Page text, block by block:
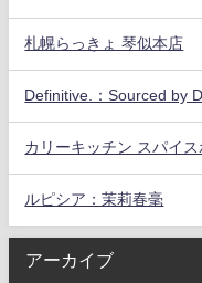
札幌らっきょ 琴似本店
Definitive.：Sourced by
カリーキッチン スパイ
ルピシア：茉莉春毫
アーカイブ